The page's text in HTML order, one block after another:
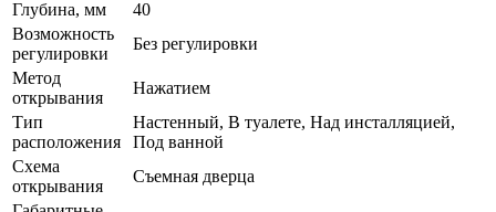
Глубина, мм
40
Возможность
регулировки
Без регулировки
Метод
открывания
Нажатием
Тип
расположения
Настенный, В туалете, Над инсталляцией,
Под ванной
Схема
открывания
Съемная дверца